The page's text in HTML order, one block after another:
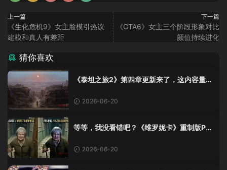
上一篇
《生化危机9》女主脸模引热议
建模和真人有差距
下一篇
《GTA6》女主三个阶段形象对比
颜值持续进化
猜你喜欢
《泰坦之旅2》第四章更新来了，这内容量感
2026-06-20
等等，我没看错吧？《维罗妮卡》重制版PS
2026-06-20